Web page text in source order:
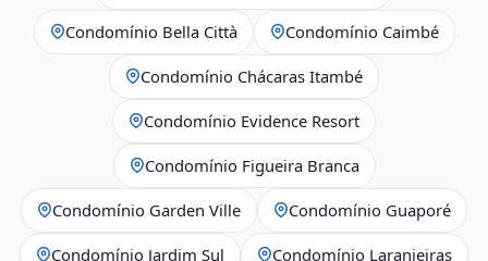
Condomínio Bella Città Condomínio Caimbé
Condomínio Chácaras Itambé
Condomínio Evidence Resort
Condomínio Figueira Branca
Condomínio Garden Ville Condomínio Guaporé
Condomínio Jardim Sul Condomínio Laranjeiras